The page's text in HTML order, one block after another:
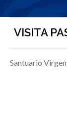
VISITA
Santuario Virgen